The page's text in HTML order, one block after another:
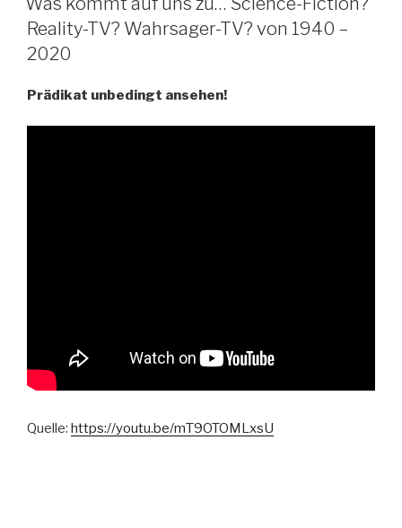
Reality-TV? Wahrsager-TV? von 1940 –
2020
Prädikat unbedingt ansehen!
Quelle: https://youtu.be/mT9OTOMLxsU